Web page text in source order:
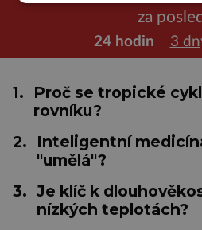
za
24 hodin 3
1.
Proč se tropické
rovníku?
2.
Inteligentní
"umělá"?
3. Je klíč k
nízkých teplotách?